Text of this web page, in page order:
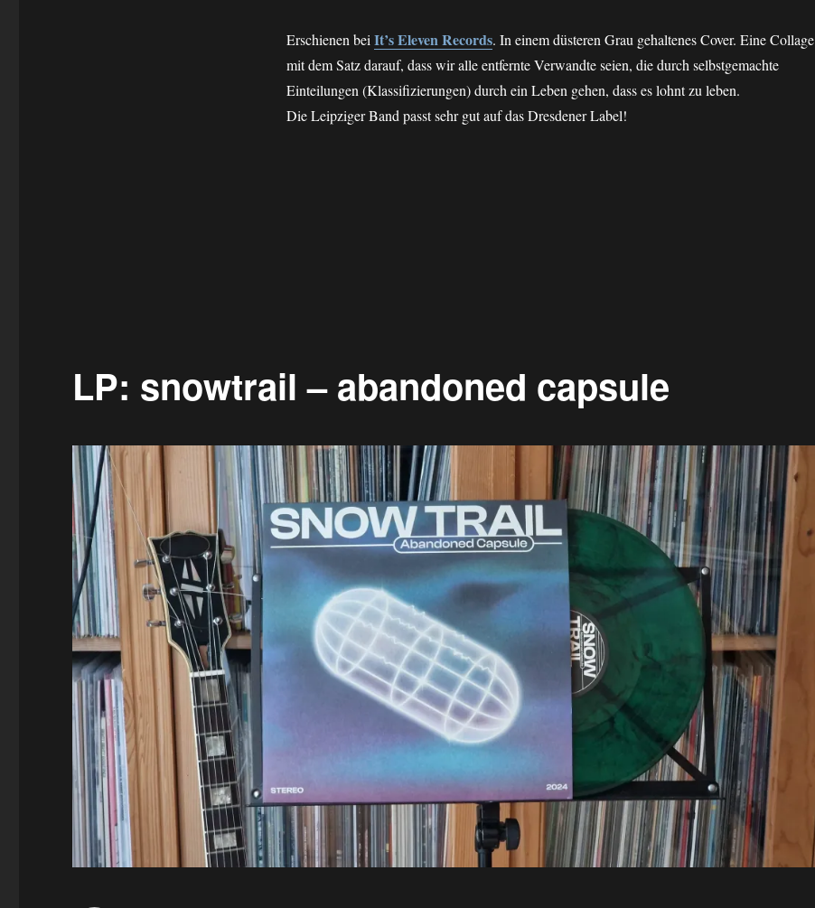
Erschienen bei It’s Eleven Records. In einem düsteren Grau gehaltenes Cover. Eine Collage
mit dem Satz darauf, dass wir alle entfernte Verwandte seien, die durch selbstgemachte
Einteilungen (Klassifizierungen) durch ein Leben gehen, dass es lohnt zu leben.
Die Leipziger Band passt sehr gut auf das Dresdener Label!
LP: snowtrail – abandoned capsule